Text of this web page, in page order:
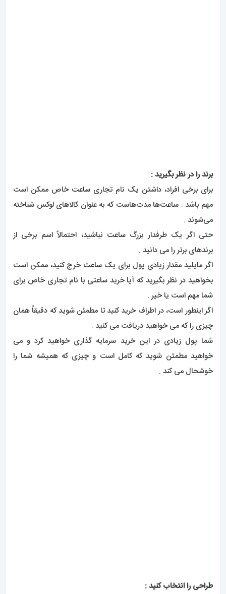
برند را در نظر بگیرید :
برای برخی افراد، داشتن یک نام تجاری ساعت خاص ممکن است
مهم باشد . ساعت‌ها مدت‌هاست که به عنوان کالاهای لوکس شناخته
می‌شوند .
حتی اگر یک طرفدار بزرگ ساعت نباشید، احتمالاً اسم برخی از
برندهای برتر را می دانید .
اگر مایلید مقدار زیادی پول برای یک ساعت خرج کنید، ممکن است
بخواهید در نظر بگیرید که آیا خرید ساعتی با نام تجاری خاص برای
شما مهم است یا خیر .
اگر اینطور است، در اطراف خرید کنید تا مطمئن شوید که دقیقاً همان
چیزی را که می خواهید دریافت می کنید .
شما پول زیادی در این خرید سرمایه گذاری خواهید کرد و می
خواهید مطمئن شوید که کامل است و چیزی که همیشه شما را
خوشحال می کند .
طراحی را انتخاب کنید :